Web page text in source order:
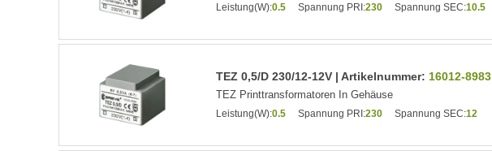
Leistung(W):0.5 Spannung PRI:230 Spannung SEC:10.5
TEZ 0,5/D 230/12-12V | Artikelnummer: 16012-8983
TEZ Printtransformatoren In Gehäuse
Leistung(W):0.5 Spannung PRI:230 Spannung SEC:12